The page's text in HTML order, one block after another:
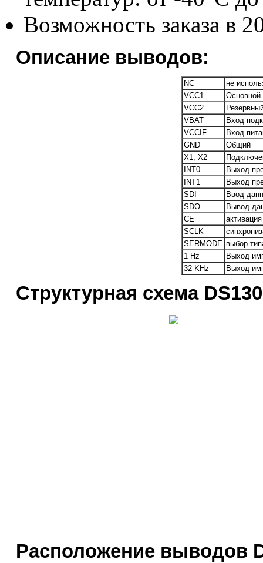
Возможность заказа в
Описание выводов:
NC
не
VCC1
Основной
VCC2
VBAT
Вход
VCCIF
Вход
GND
Общий
X1, X2
INT0
Выход
INT1
Выход
SDI
Ввод
SDO
Вывод
CE
SCLK
SERMODE выбор
1 Hz
Выход
32 KHz
Выход
Структурная схема
Расположение выводов